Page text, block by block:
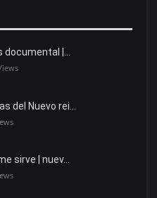
documental |…
del Nuevo rei…
sirve | nuev…